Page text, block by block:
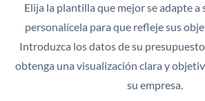
Elija la plantilla que mejor se adapte a
personalícela para que refleje sus
Introduzca los datos de su
obtenga una visualización clara y
su empresa.